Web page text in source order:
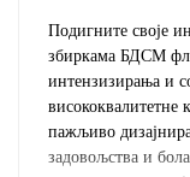
Подигните своје
збиркама БДСМ
интензизирања и
висококвалитетне
пажљиво
задовољства и